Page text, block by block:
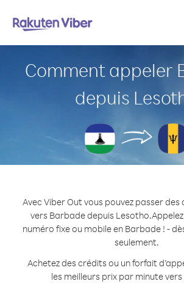
Comment appeler
depuis
Avec Viber Out vous pouvez passer
vers Barbade depuis Lesotho.
numéro fixe ou mobile en Barbade ! -
seulement.
Achetez des crédits ou un forfait
les meilleurs prix par minute